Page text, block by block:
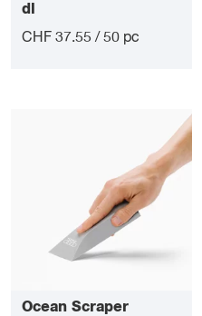
dl
CHF 37.55 / 50 pc
Ocean Scraper